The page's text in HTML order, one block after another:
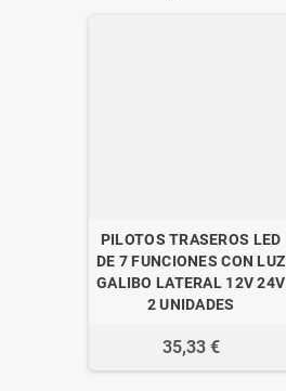
PILOTOS TRASEROS LED
DE 7 FUNCIONES CON LUZ
GALIBO LATERAL 12V 24V
2 UNIDADES
35,33 €